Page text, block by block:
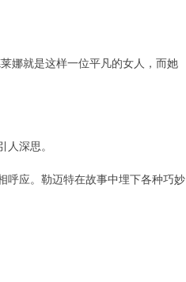
娜就是这样一位平凡的女人，而她
深思。
呼应。勒迈特在故事中埋下各种巧妙